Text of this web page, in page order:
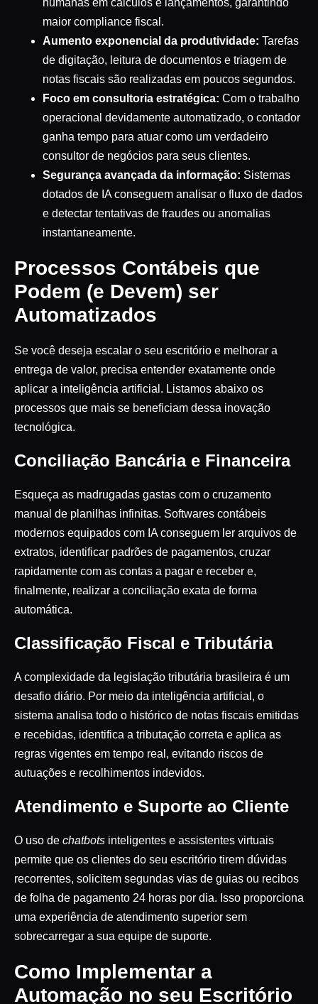
maior compliance fiscal.
Aumento exponencial da produtividade: Tarefas
de digitação, leitura de documentos e triagem de
notas fiscais são realizadas em poucos segundos.
Foco em consultoria estratégica: Com o trabalho
operacional devidamente automatizado, o contador
ganha tempo para atuar como um verdadeiro
consultor de negócios para seus clientes.
Segurança avançada da informação: Sistemas
dotados de IA conseguem analisar o fluxo de dados
e detectar tentativas de fraudes ou anomalias
instantaneamente.
Processos Contábeis que
Podem (e Devem) ser
Automatizados
Se você deseja escalar o seu escritório e melhorar a
entrega de valor, precisa entender exatamente onde
aplicar a inteligência artificial. Listamos abaixo os
processos que mais se beneficiam dessa inovação
tecnológica.
Conciliação Bancária e Financeira
Esqueça as madrugadas gastas com o cruzamento
manual de planilhas infinitas. Softwares contábeis
modernos equipados com IA conseguem ler arquivos de
extratos, identificar padrões de pagamentos, cruzar
rapidamente com as contas a pagar e receber e,
finalmente, realizar a conciliação exata de forma
automática.
Classificação Fiscal e Tributária
A complexidade da legislação tributária brasileira é um
desafio diário. Por meio da inteligência artificial, o
sistema analisa todo o histórico de notas fiscais emitidas
e recebidas, identifica a tributação correta e aplica as
regras vigentes em tempo real, evitando riscos de
autuações e recolhimentos indevidos.
Atendimento e Suporte ao Cliente
O uso de chatbots inteligentes e assistentes virtuais
permite que os clientes do seu escritório tirem dúvidas
recorrentes, solicitem segundas vias de guias ou recibos
de folha de pagamento 24 horas por dia. Isso proporciona
uma experiência de atendimento superior sem
sobrecarregar a sua equipe de suporte.
Como Implementar a
Automação no seu Escritório